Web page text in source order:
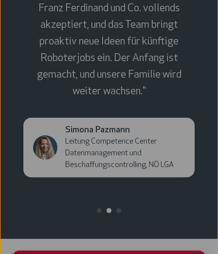
Franz Ferdinand und Co. vollends
akzeptiert, und das Team bringt
proaktiv neue Ideen für künftige
Roboterjobs ein. Der Anfang ist
gemacht, und unsere Familie wird
weiter wachsen."
Simona Pazmann
Leitung Competence Center
Datenmanagement und
Beschaffungscontrolling, NÖ LGA
Pazmann